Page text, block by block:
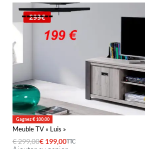
Gagnez € 100,00
Meuble TV « Luis »
€299,00€ 199,00TTC